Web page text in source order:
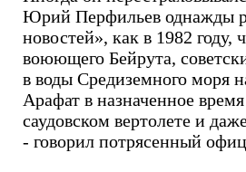
Юрий Перфильев однажды
новостей», как в 1982 году,
воюющего Бейрута,
в воды Средиземного моря
Арафат в назначенное
саудовском вертолете и
- говорил потрясенный